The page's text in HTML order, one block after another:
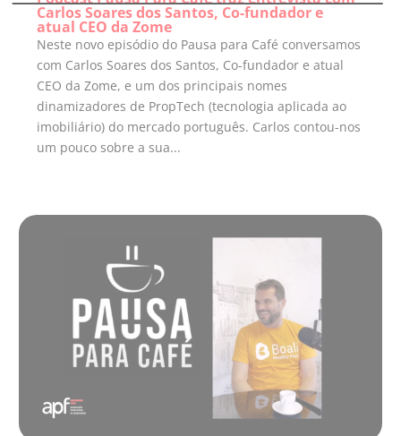
Carlos Soares dos Santos, Co-fundador e
atual CEO da Zome
Neste novo episódio do Pausa para Café conversamos
com Carlos Soares dos Santos, Co-fundador e atual
CEO da Zome, e um dos principais nomes
dinamizadores de PropTech (tecnologia aplicada ao
imobiliário) do mercado português. Carlos contou-nos
um pouco sobre a sua...